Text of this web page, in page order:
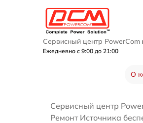
Сервисный центр PowerCom
Ежедневно с 9:00 до 21:00
О
Сервисный центр
Ремонт Источника